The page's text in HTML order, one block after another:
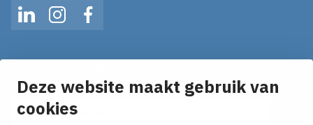
Deze website maakt gebruik van
cookies
LinkedInInstagramFacebook
Ontvang onze nieuws alerts in je mailbox!
E-mailadres